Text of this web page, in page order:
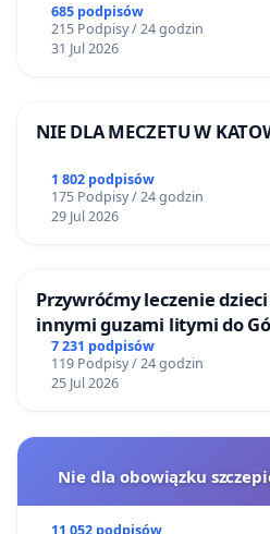
685 podpisów
215 Podpisy / 24 godzin
31 Jul 2026
NIE DLA MECZETU W
1 802 podpisów
175 Podpisy / 24 godzin
29 Jul 2026
Przywróćmy leczenie
innymi guzami litymi do
Centrum Zdrowia Dziecka
7 231 podpisów
119 Podpisy / 24 godzin
25 Jul 2026
Nie dla obowiązku